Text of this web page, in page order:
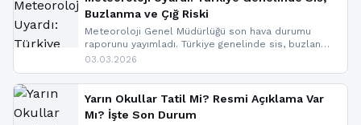
Buzlanma ve Çığ Riski
Meteoroloji Genel Müdürlüğü son hava durumu
raporunu yayımladı. Türkiye genelinde sis, buzlanma
ve don beklenirken Doğu Anadolu ve Doğu
yapıldı. İşte son dakika meteoroloji gelişmeleri.
03.03.2026
Yarın Okullar Tatil Mi? Resmi Açıklama Var
Mı? İşte Son Durum